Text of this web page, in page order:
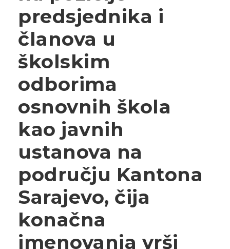
predsjednika i
članova u
školskim
odborima
osnovnih škola
kao javnih
ustanova na
području Kantona
Sarajevo, čija
konačna
imenovanja vrši